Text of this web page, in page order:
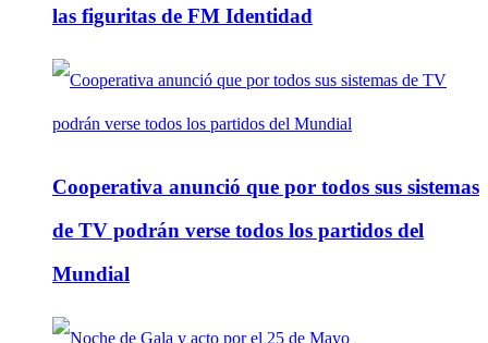
las figuritas de FM Identidad
Cooperativa anunció que por todos sus sistemas
de TV podrán verse todos los partidos del
Mundial